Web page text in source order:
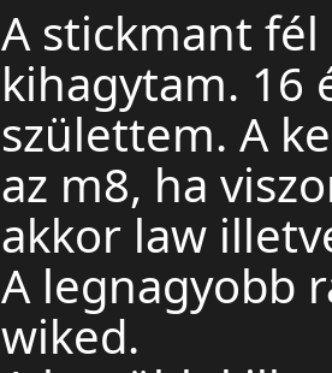
A stickmant
kihagytam. 16
születtem. A
az m8, ha
akkor law
A legnagyobb
wiked.